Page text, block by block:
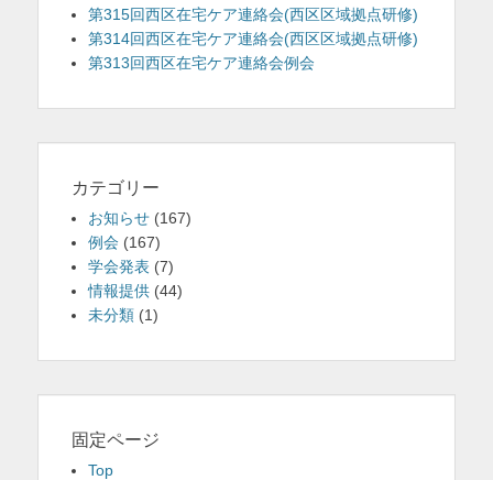
第315回西区在宅ケア連絡会(西区区域拠点研修)
第314回西区在宅ケア連絡会(西区区域拠点研修)
第313回西区在宅ケア連絡会例会
カテゴリー
お知らせ (167)
例会 (167)
学会発表 (7)
情報提供 (44)
未分類 (1)
固定ページ
Top